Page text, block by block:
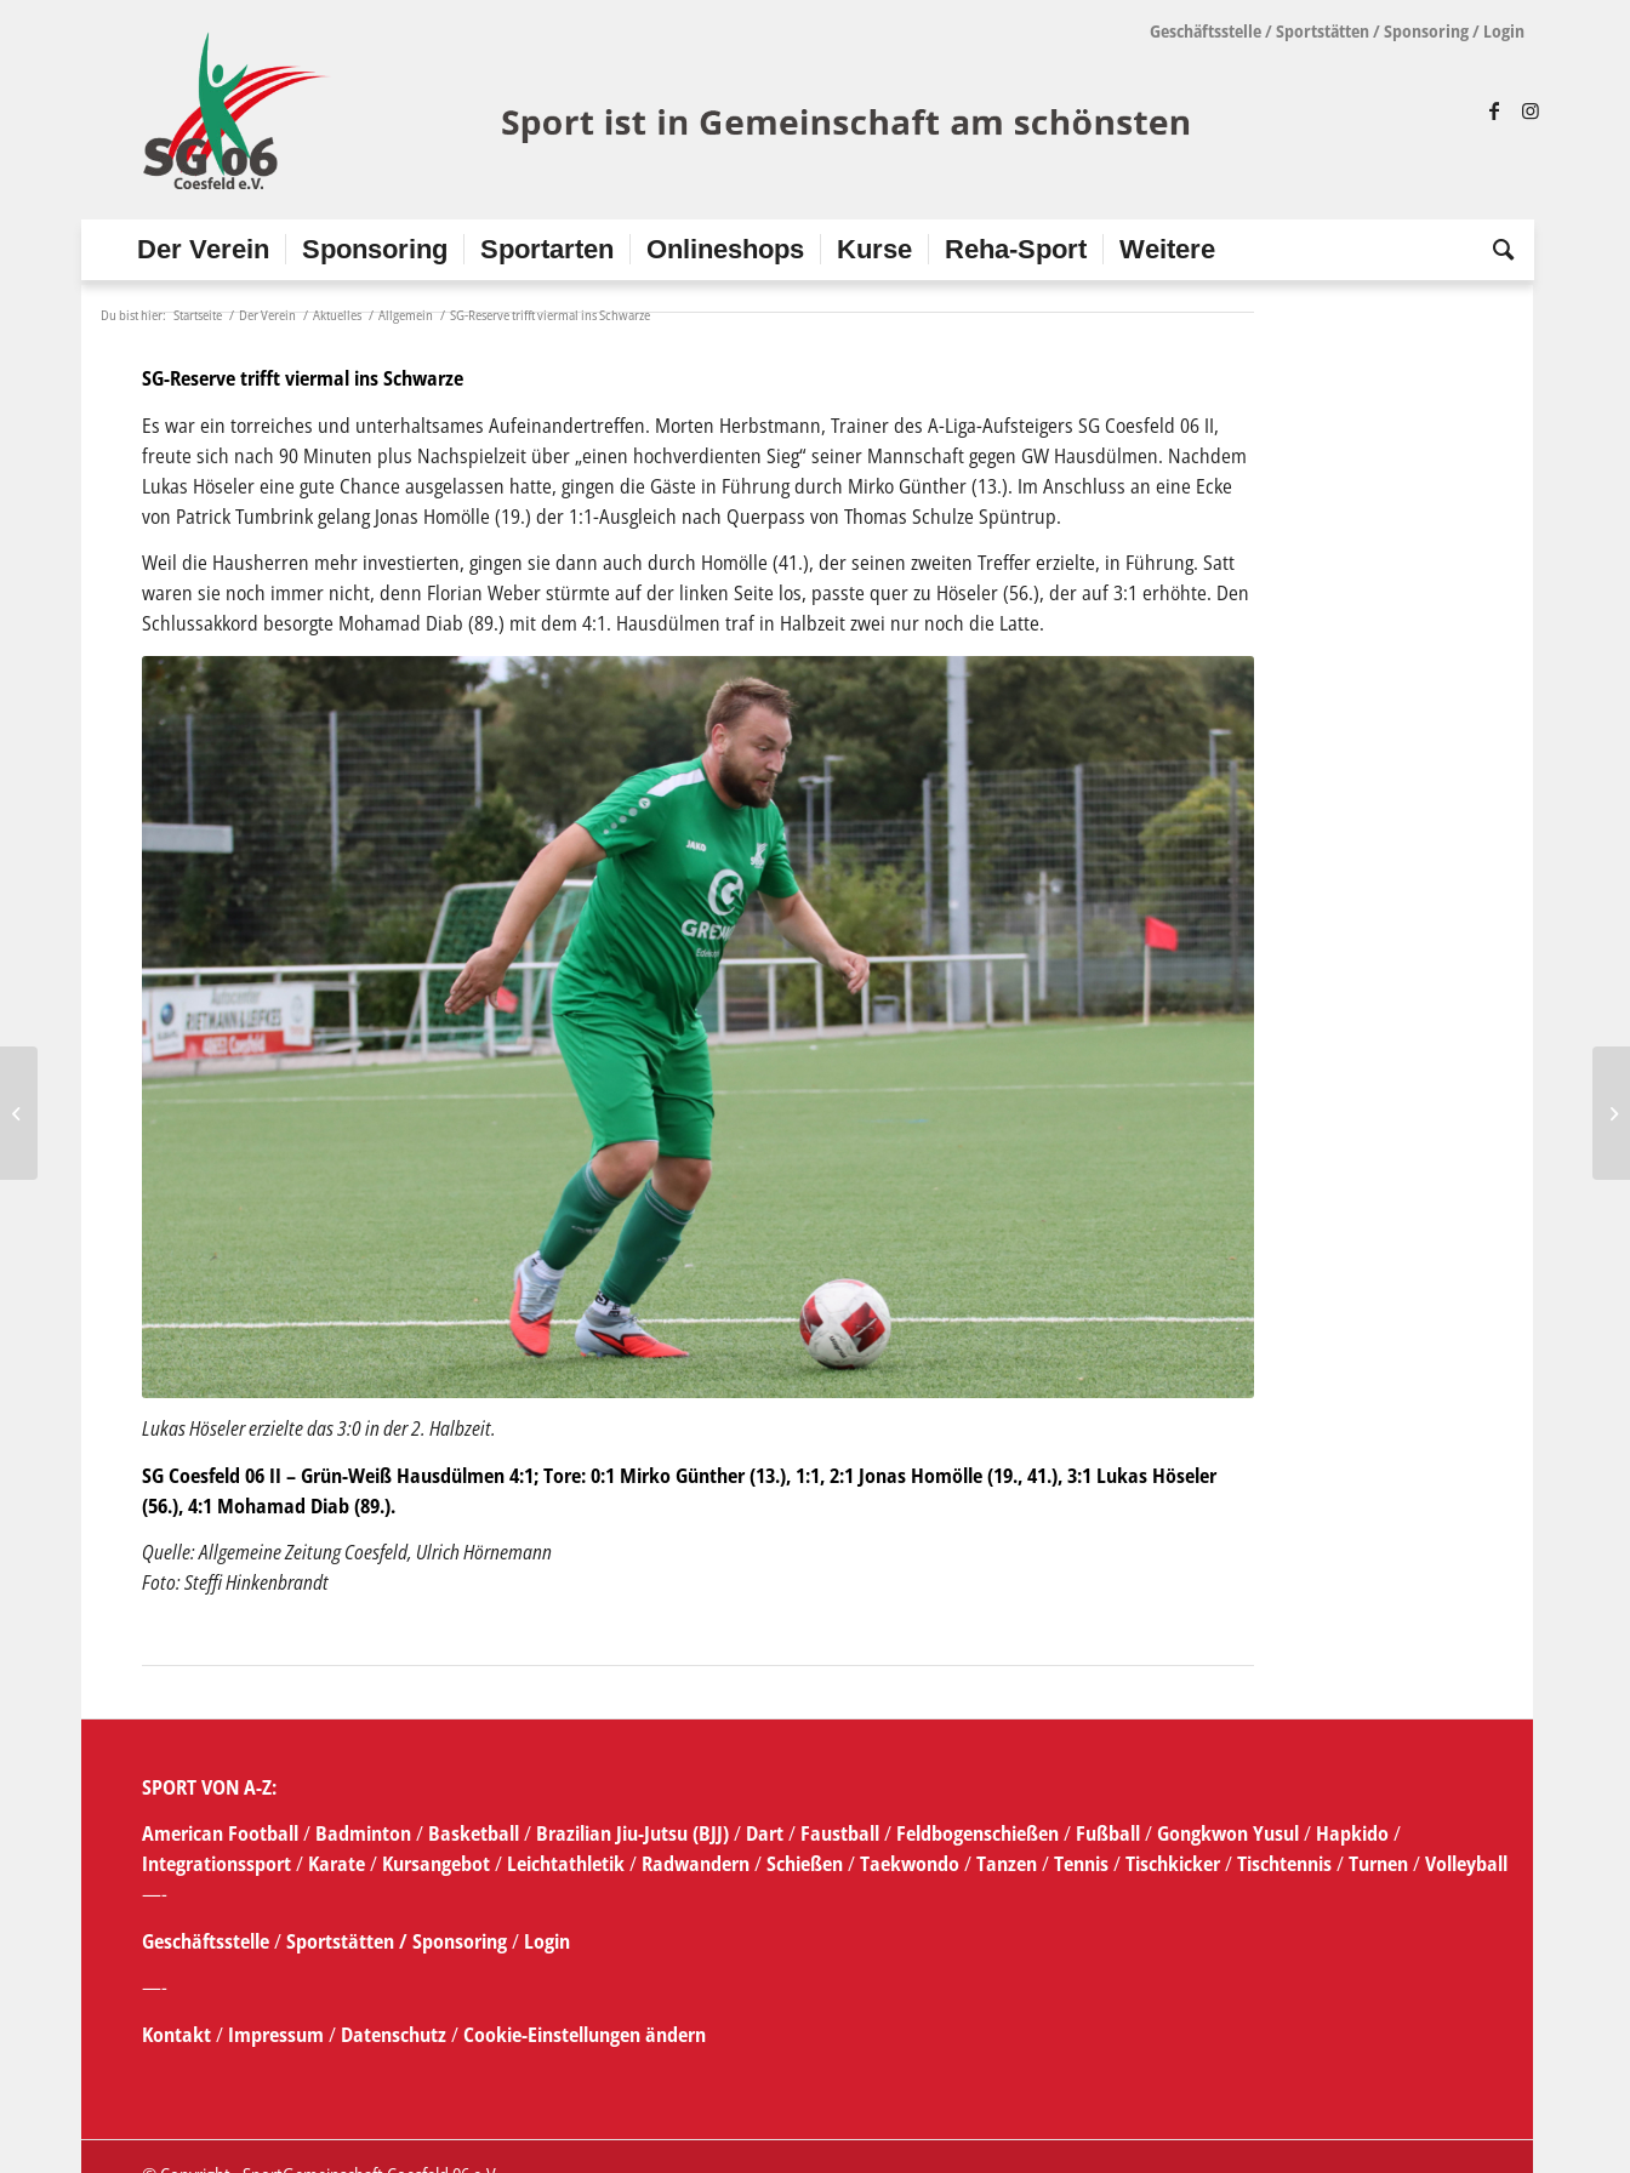
Geschäftsstelle/Sportstätten /Sponsoring/ Login
Der Verein Sponsoring Sportarten Onlineshops Kurse Reha-Sport Weitere
Du bist hier: Startseite / Der Verein / Aktuelles / Allgemein / SG-Reserve trifft viermal ins Schwarze
SG-Reserve trifft viermal ins Schwarze
Es war ein torreiches und unterhaltsames Aufeinandertreffen. Morten Herbstmann, Trainer des A-Liga-Aufsteigers SG Coesfeld 06 II,
freute sich nach 90 Minuten plus Nachspielzeit über „einen hochverdienten Sieg“ seiner Mannschaft gegen GW Hausdülmen. Nachdem
Lukas Höseler eine gute Chance ausgelassen hatte, gingen die Gäste in Führung durch Mirko Günther (13.). Im Anschluss an eine Ecke
von Patrick Tumbrink gelang Jonas Homölle (19.) der 1:1-Ausgleich nach Querpass von Thomas Schulze Spüntrup.
Weil die Hausherren mehr investierten, gingen sie dann auch durch Homölle (41.), der seinen zweiten Treffer erzielte, in Führung. Satt
waren sie noch immer nicht, denn Florian Weber stürmte auf der linken Seite los, passte quer zu Höseler (56.), der auf 3:1 erhöhte. Den
Schlussakkord besorgte Mohamad Diab (89.) mit dem 4:1. Hausdülmen traf in Halbzeit zwei nur noch die Latte.
Lukas Höseler erzielte das 3:0 in der 2. Halbzeit.
SG Coesfeld 06 II – Grün-Weiß Hausdülmen 4:1; Tore: 0:1 Mirko Günther (13.), 1:1, 2:1 Jonas Homölle (19., 41.), 3:1 Lukas Höseler
(56.), 4:1 Mohamad Diab (89.).
Quelle: Allgemeine Zeitung Coesfeld, Ulrich Hörnemann
Foto: Steffi Hinkenbrandt
SPORT VON A-Z:
American Football/ Badminton/ Basketball/ Brazilian Jiu-Jutsu (BJJ)/ Dart/ Faustball/ Feldbogenschießen/ Fußball/Gongkwon Yusul/ Hapkido/
Integrationssport/ Karate/ Kursangebot/ Leichtathletik/ Radwandern/Schießen/Taekwondo/Tanzen/Tennis/Tischkicker/Tischtennis/Turnen/Volleyball
—-
Geschäftsstelle/Sportstätten /Sponsoring/ Login
—-
Kontakt/ Impressum/ Datenschutz/Cookie-Einstellungen ändern
Wir brauchen eure Hilfe –